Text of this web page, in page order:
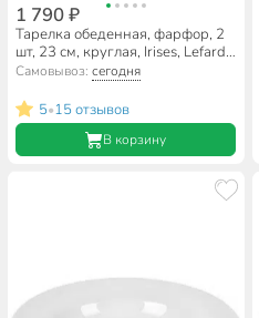
1 790 ₽
Тарелка обеденная, фарфор, 2
шт, 23 см, круглая, Irises, Lefard,
590-349
Самовывоз:сегодня
5•15 отзывов
В корзину